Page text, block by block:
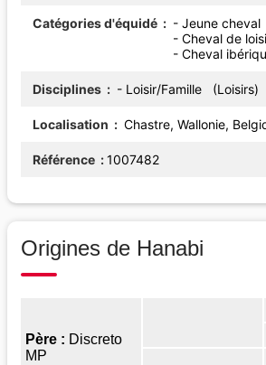
Catégories d'équidé
- Jeune cheval
- Cheval de
- Cheval
Disciplines - Loisir/Famille (Loisirs)
Localisation Chastre, Wallonie,
Référence 1007482
Origines de Hanabi
Père : Discreto
MP